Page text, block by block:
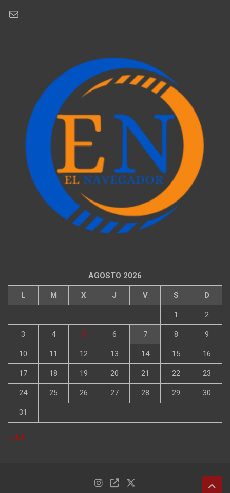
Correo electrónico
AGOSTO 2026
L M X J V S D
1 2
3 4 5 6 7 8 9
10 11 12 13 14 15 16
17 18 19 20 21 22 23
24 25 26 27 28 29 30
31
« Jul